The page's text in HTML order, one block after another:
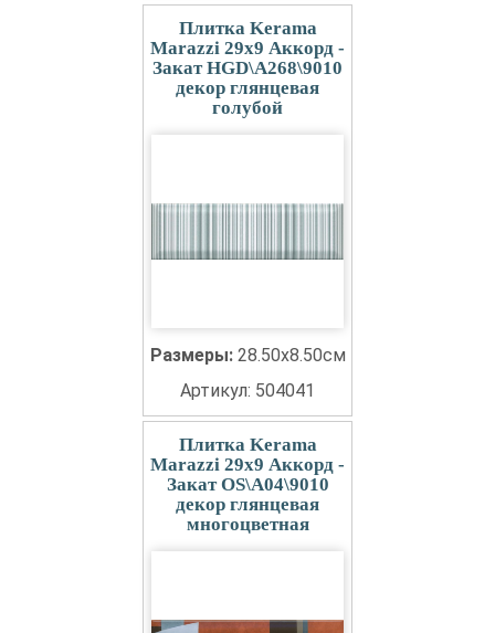
Плитка Kerama
Marazzi 29x9 Аккорд -
Закат HGD\A268\9010
декор глянцевая
голубой
Размеры: 28.50x8.50см
Артикул: 504041
Плитка Kerama
Marazzi 29x9 Аккорд -
Закат OS\A04\9010
декор глянцевая
многоцветная